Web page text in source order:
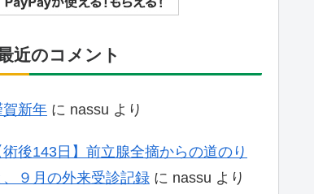
近のコメント
賀新年 に nassu より
術後143日】前立腺全摘からの道のり
、９月の外来受診記録 に nassu より